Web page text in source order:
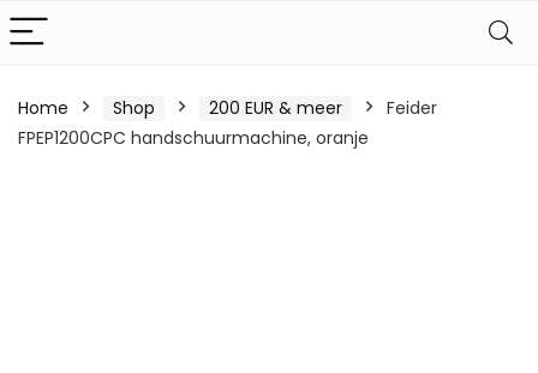
Home Shop 200 EUR & meer
Feider
FPEP1200CPC handschuurmachine, oranje